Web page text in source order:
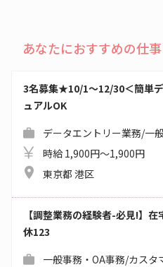
あなたにおすすめの仕事
3名募集★10/1～12/30＜簡単
ュアルOK
データエントリー業務/一
時給 1,900円～1,900円
東京都 港区
【調整業務の経験者-必見!】
休123
一般事務・OA事務/カスタ